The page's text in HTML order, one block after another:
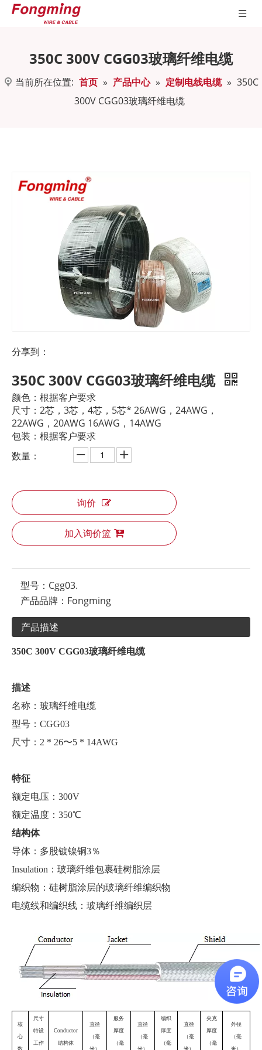
350C 300V CGG03玻璃纤维电缆
当前所在位置: 首页 » 产品中心 » 定制电线电缆 » 350C
300V CGG03玻璃纤维电缆
分享到：
350C 300V CGG03玻璃纤维电缆
颜色：根据客户要求
尺寸：2芯，3芯，4芯，5芯* 26AWG，24AWG，
22AWG，20AWG 16AWG，14AWG
包装：根据客户要求
数量：
询价
加入询价篮
型号： Cgg03.
产品品牌： Fongming
产品描述
350C 300V CGG03玻璃纤维电缆
描述
名称： 玻璃纤维电缆
型号：CGG03
尺寸：2 * 26〜5 * 14AWG
特征
额定电压：300V
额定温度：350℃
结构体
导体：多股镀镍铜3％
Insulation：玻璃纤维包裹硅树脂涂层
编织物：硅树脂涂层的玻璃纤维编织物
电缆线和编织线：玻璃纤维编织层
核
心
数
尺寸
特设
工作
Conductor
结构体
直径
（毫
米）
服务
厚度
（毫
直径
（毫
米）
编织
厚度
（毫
直径
（毫
米）
夹克
厚度
（毫
外径
（毫
米）